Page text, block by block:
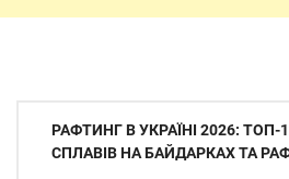
Навігація
записів
РАФТИНГ В УКРАЇНІ 2026: ТОП-
СПЛАВІВ НА БАЙДАРКАХ ТА